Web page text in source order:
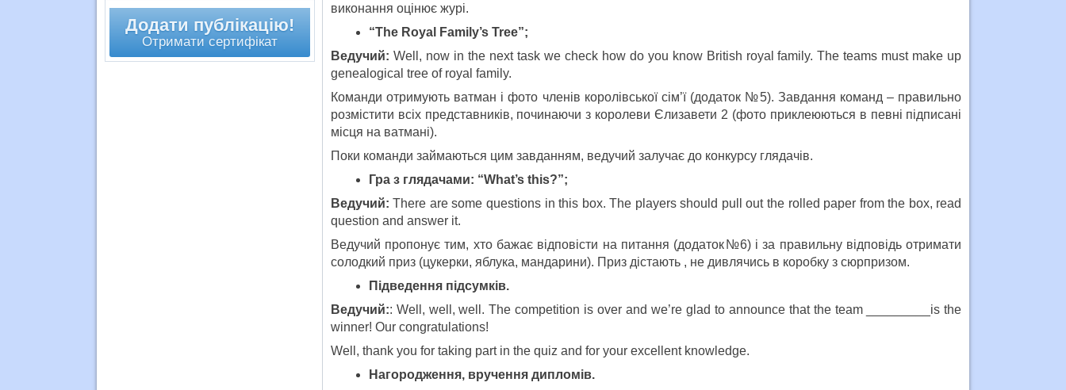
виконання оцінює журі.
“The Royal Family’s Tree”;
Ведучий: Well, now in the next task we check how do you know British royal family. The teams must make up
genealogical tree of royal family.
Команди отримують ватман і фото членів королівської сім’ї (додаток №5). Завдання команд – правильно
розмістити всіх представників, починаючи з королеви Єлизавети 2 (фото приклеюються в певні підписані
місця на ватмані).
Поки команди займаються цим завданням, ведучий залучає до конкурсу глядачів.
Гра з глядачами: “What’s this?”;
Ведучий: There are some questions in this box. The players should pull out the rolled paper from the box, read
question and answer it.
Ведучий пропонує тим, хто бажає відповісти на питання (додаток№6) і за правильну відповідь отримати
солодкий приз (цукерки, яблука, мандарини). Приз дістають , не дивлячись в коробку з сюрпризом.
Підведення підсумків.
Ведучий:: Well, well, well. The competition is over and we’re glad to announce that the team _________is the
winner! Our congratulations!
Well, thank you for taking part in the quiz and for your excellent knowledge.
Нагородження, вручення дипломів.
Додати публікацію!
Отримати сертифікат